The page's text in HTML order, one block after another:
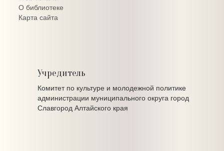
О библиотеке
Карта сайта
Учредитель
Комитет по культуре и молодежной политике
администрации муниципального округа город
Славгород Алтайского края